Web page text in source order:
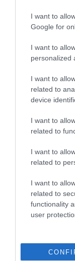
I want to
Google for
I want to
personalized
I want to
related to
device
I want to
related to
I want to
related to
I want to
related to
functionality
user
leleplezni.
Ha a versek
engem is, a
oldalamon.
Mert Rejtőt a
szereti, hogy
rajongunk
aztán
éppen attól
tragédiát. A
repedés.
Rejtő